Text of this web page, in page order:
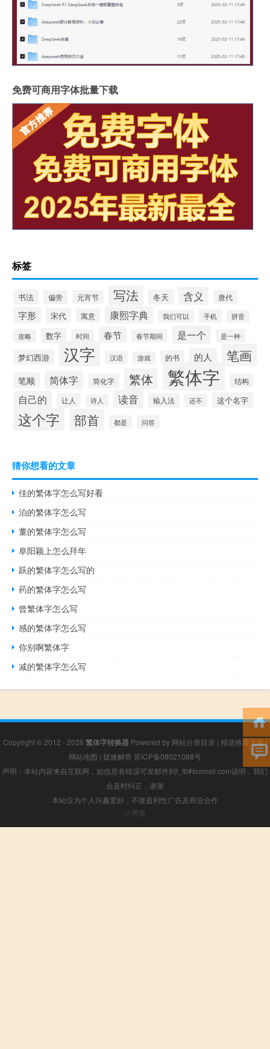
免费可商用字体批量下载
标签
书法 偏旁 元宵节 写法 冬天 含义 唐代
字形 宋代 寓意 康熙字典 我们可以 手机 拼音
攻略 数字 时间 春节 春节期间 是一个 是一种
梦幻西游 汉字 汉语 游戏 的书 的人 笔画
笔顺 简体字 简化字 繁体 繁体字 结构
自己的 让人 诗人 读音 输入法 还不 这个名字
这个字 部首 都是 问答
猜你想看的文章
佳的繁体字怎么写好看
泊的繁体字怎么写
董的繁体字怎么写
阜阳颖上怎么拜年
跃的繁体字怎么写的
药的繁体字怎么写
曾繁体字怎么写
感的繁体字怎么写
你别啊繁体字
减的繁体字怎么写
Copyright © 2012 - 2026 繁体字转换器Powered by 网站分类目录 | 精选推荐文章|
网站地图 | 疑难解答 苏ICP备08021088号
声明：本站内容来自互联网，如信息有错误可发邮件到f_fb#foxmail.com说明，我们
会及时纠正，谢谢
本站仅为个人兴趣爱好，不接盈利性广告及商业合作
小男孩